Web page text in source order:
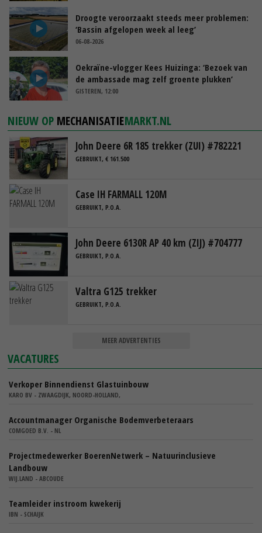
Droogte veroorzaakt steeds meer problemen:
‘Bassin afgelopen week al leeg’
06-08-2026
Oekraïne-vlogger Kees Huizinga: ‘Bezoek van
de ambassade mag zelf groente plukken’
GISTEREN, 12:00
NIEUW OP MECHANISATIEMARKT.NL
John Deere 6R 185 trekker (ZUI) #782221
GEBRUIKT, € 161.500
Case IH FARMALL 120M
GEBRUIKT, P.O.A.
John Deere 6130R AP 40 km (ZIJ) #704777
GEBRUIKT, P.O.A.
Valtra G125 trekker
GEBRUIKT, P.O.A.
MEER ADVERTENTIES
VACATURES
Verkoper Binnendienst Glastuinbouw
KARO BV - ZWAAGDIJK, NOORD-HOLLAND,
Accountmanager Organische Bodemverbeteraars
COMGOED B.V. - NL
Projectmedewerker BoerenNetwerk – Natuurinclusieve
Landbouw
WIJ.LAND - ABCOUDE
Teamleider instroom kwekerij
IBN - SCHAIJK